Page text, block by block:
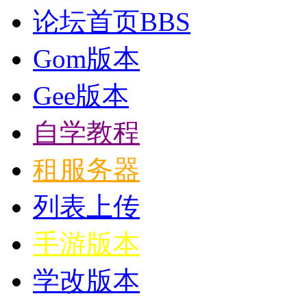
论坛首页BBS
Gom版本
Gee版本
自学教程
租服务器
列表上传
手游版本
学改版本